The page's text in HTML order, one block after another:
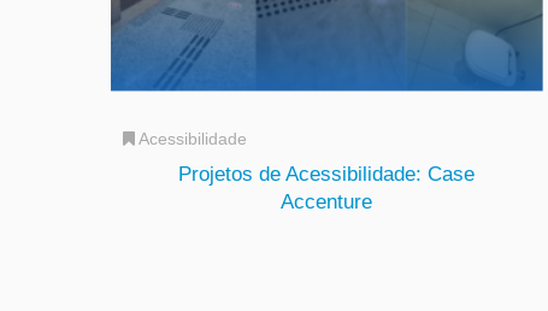
Acessibilidade
Projetos de Acessibilidade: Case
Accenture